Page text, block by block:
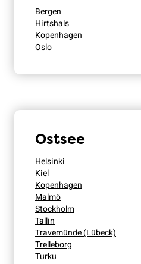
Bergen
Hirtshals
Kopenhagen
Oslo
Ostsee
Helsinki
Kiel
Kopenhagen
Malmö
Stockholm
Tallin
Travemünde (Lübeck)
Trelleborg
Turku